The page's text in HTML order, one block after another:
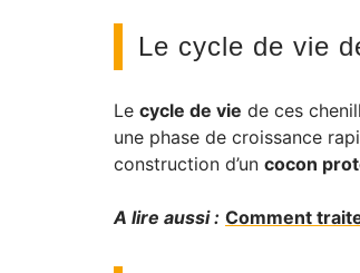
Le cycle de vie
Le cycle de vie de ces
une phase de croissance
construction d’un cocon
A lire aussi : Comment